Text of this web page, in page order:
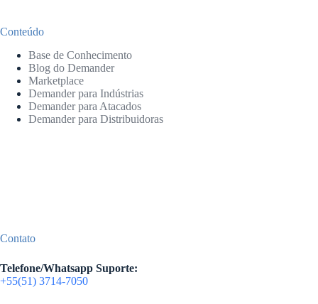
Conteúdo
Base de Conhecimento
Blog do Demander
Marketplace
Demander para Indústrias
Demander para Atacados
Demander para Distribuidoras
Contato
Telefone/Whatsapp Suporte:
+55(51) 3714-7050